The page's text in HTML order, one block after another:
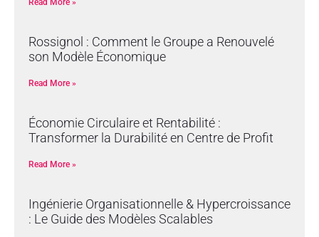
Rossignol : Comment le Groupe a Renouvelé
son Modèle Économique
Read More »
Économie Circulaire et Rentabilité :
Transformer la Durabilité en Centre de Profit
Read More »
Ingénierie Organisationnelle & Hypercroissance
: Le Guide des Modèles Scalables